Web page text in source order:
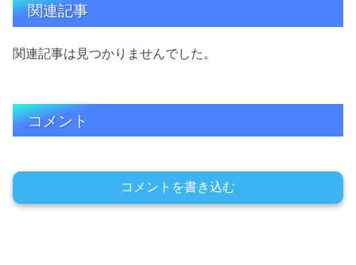
関連記事
関連記事は見つかりませんでした。
コメント
コメントを書き込む